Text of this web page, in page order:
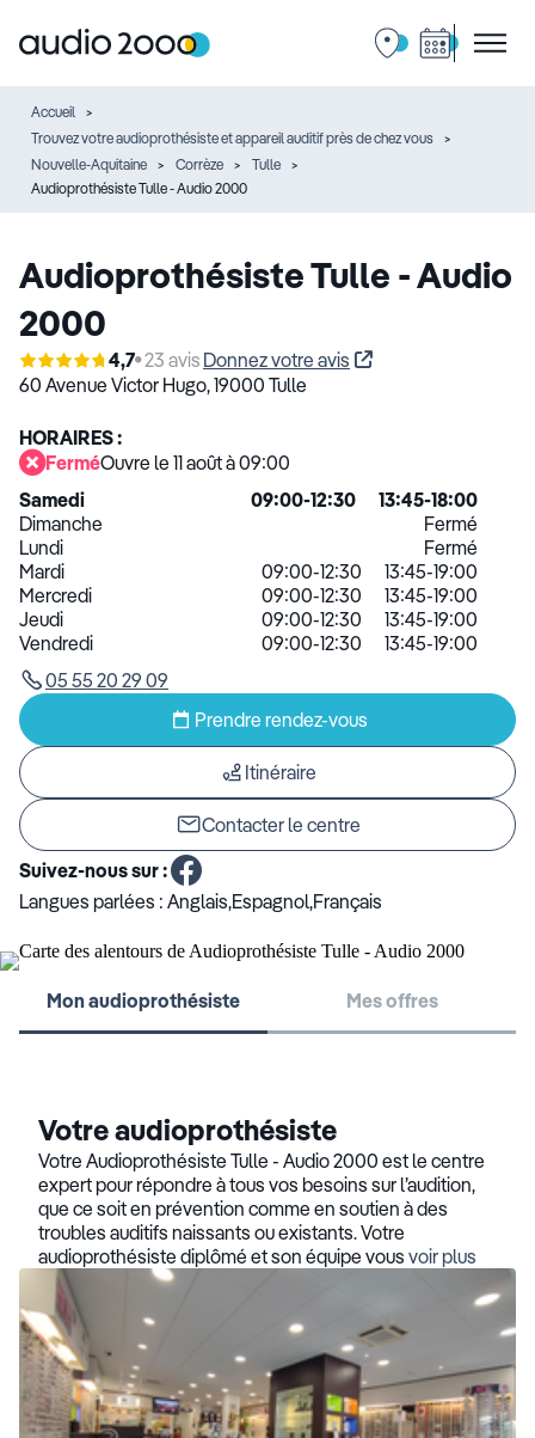
Accueil
Trouvez votre audioprothésiste et appareil auditif près de chez vous
Nouvelle-Aquitaine
Corrèze
Tulle
Audioprothésiste Tulle - Audio 2000
Audioprothésiste Tulle - Audio
2000
4,7 23 avis Donnez votre avis
60 Avenue Victor Hugo,19000 Tulle
HORAIRES :
FerméOuvre le 11 août à 09:00
Samedi
09:00-12:30
13:45-18:00
Dimanche
Fermé
Lundi
Fermé
Mardi
09:00-12:30
13:45-19:00
Mercredi
09:00-12:30
13:45-19:00
Jeudi
09:00-12:30
13:45-19:00
Vendredi
09:00-12:30
13:45-19:00
05 55 20 29 09
Prendre rendez-vous
Itinéraire
Contacter le centre
Suivez-nous sur :
Langues parlées : Anglais,Espagnol,Français
Mon audioprothésiste Mes offres
Votre audioprothésiste
Votre Audioprothésiste Tulle - Audio 2000 est le centre
expert pour répondre à tous vos besoins sur l’audition,
que ce soit en prévention comme en soutien à des
troubles auditifs naissants ou existants. Votre
audioprothésiste diplômé et son équipe vous voir plus